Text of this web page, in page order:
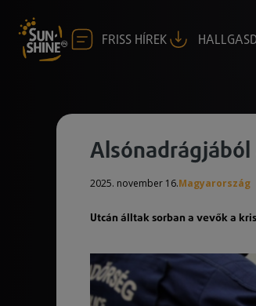
FRISS HÍREK
2025. november 16.Magyarország
Utcán álltak sorban a vevők a